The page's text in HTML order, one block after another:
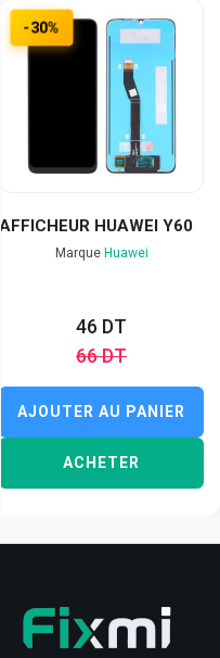
-30%
AFFICHEUR HUAWEI Y60
Marque Huawei
46 DT
66 DT
AJOUTER AU PANIER
ACHETER